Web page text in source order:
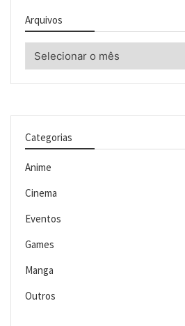
Arquivos
Categorias
Anime
Cinema
Eventos
Games
Manga
Outros